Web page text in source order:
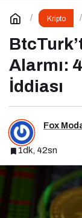
Kripto
Alarmı:
İddiası
Fox
1dk, 42sn